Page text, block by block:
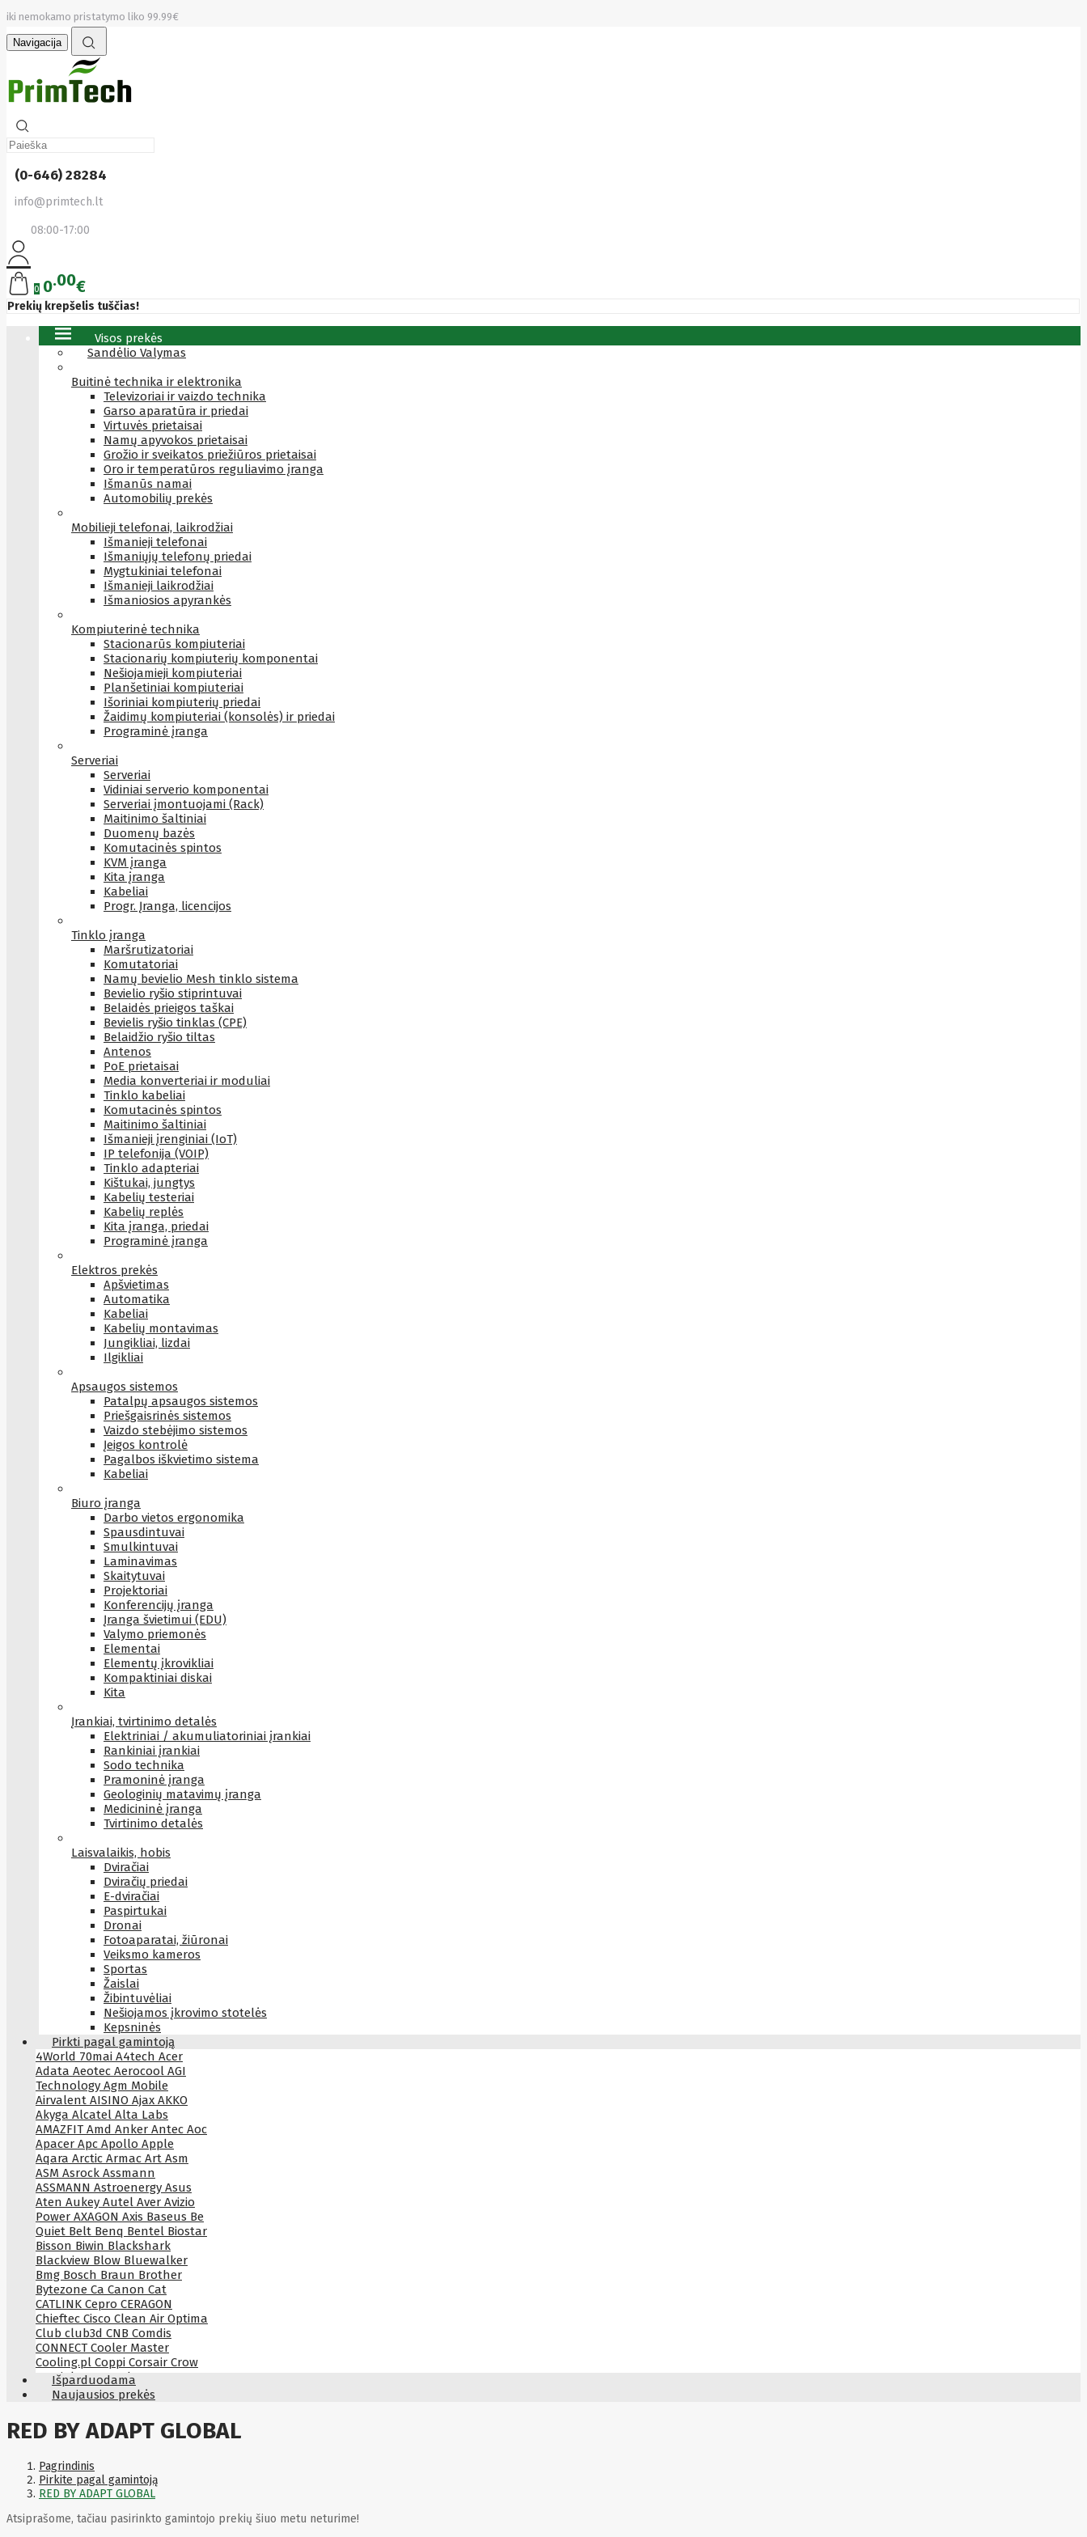
iki nemokamo pristatymo liko 99.99€
Navigacija
(0-646) 28284
info@primtech.lt
08:00-17:00
0 0 00€
Prekių krepšelis tuščias!
Visos prekės
Sandėlio Valymas
Buitinė technika ir elektronika
Televizoriai ir vaizdo technika
Garso aparatūra ir priedai
Virtuvės prietaisai
Namų apyvokos prietaisai
Grožio ir sveikatos priežiūros prietaisai
Oro ir temperatūros reguliavimo įranga
Išmanūs namai
Automobilių prekės
Mobilieji telefonai, laikrodžiai
Išmanieji telefonai
Išmaniųjų telefonų priedai
Mygtukiniai telefonai
Išmanieji laikrodžiai
Išmaniosios apyrankės
Kompiuterinė technika
Stacionarūs kompiuteriai
Stacionarių kompiuterių komponentai
Nešiojamieji kompiuteriai
Planšetiniai kompiuteriai
Išoriniai kompiuterių priedai
Žaidimų kompiuteriai (konsolės) ir priedai
Programinė įranga
Serveriai
Serveriai
Vidiniai serverio komponentai
Serveriai įmontuojami (Rack)
Maitinimo šaltiniai
Duomenų bazės
Komutacinės spintos
KVM įranga
Kita įranga
Kabeliai
Progr. Įranga, licencijos
Tinklo įranga
Maršrutizatoriai
Komutatoriai
Namų bevielio Mesh tinklo sistema
Bevielio ryšio stiprintuvai
Belaidės prieigos taškai
Bevielis ryšio tinklas (CPE)
Belaidžio ryšio tiltas
Antenos
PoE prietaisai
Media konverteriai ir moduliai
Tinklo kabeliai
Komutacinės spintos
Maitinimo šaltiniai
Išmanieji įrenginiai (IoT)
IP telefonija (VOIP)
Tinklo adapteriai
Kištukai, jungtys
Kabelių testeriai
Kabelių replės
Kita įranga, priedai
Programinė įranga
Elektros prekės
Apšvietimas
Automatika
Kabeliai
Kabelių montavimas
Jungikliai, lizdai
Ilgikliai
Apsaugos sistemos
Patalpų apsaugos sistemos
Priešgaisrinės sistemos
Vaizdo stebėjimo sistemos
Įeigos kontrolė
Pagalbos iškvietimo sistema
Kabeliai
Biuro įranga
Darbo vietos ergonomika
Spausdintuvai
Smulkintuvai
Laminavimas
Skaitytuvai
Projektoriai
Konferencijų įranga
Įranga švietimui (EDU)
Valymo priemonės
Elementai
Elementų įkrovikliai
Kompaktiniai diskai
Kita
Įrankiai, tvirtinimo detalės
Elektriniai / akumuliatoriniai įrankiai
Rankiniai įrankiai
Sodo technika
Pramoninė įranga
Geologinių matavimų įranga
Medicininė įranga
Tvirtinimo detalės
Laisvalaikis, hobis
Dviračiai
Dviračių priedai
E-dviračiai
Paspirtukai
Dronai
Fotoaparatai, žiūronai
Veiksmo kameros
Sportas
Žaislai
Žibintuvėliai
Nešiojamos įkrovimo stotelės
Kepsninės
Pirkti pagal gamintoją
4World 70mai A4tech Acer
Adata Aeotec Aerocool AGI
Technology Agm Mobile
Airvalent AISINO Ajax AKKO
Akyga Alcatel Alta Labs
AMAZFIT Amd Anker Antec Aoc
Apacer Apc Apollo Apple
Aqara Arctic Armac Art Asm
ASM Asrock Assmann
ASSMANN Astroenergy Asus
Aten Aukey Autel Aver Avizio
Power AXAGON Axis Baseus Be
Quiet Belt Benq Bentel Biostar
Bisson Biwin Blackshark
Blackview Blow Bluewalker
Bmg Bosch Braun Brother
Bytezone Ca Canon Cat
CATLINK Cepro CERAGON
Chieftec Cisco Clean Air Optima
Club club3d CNB Comdis
CONNECT Cooler Master
Cooling.pl Coppi Corsair Crow
CrucialCYBERCyberPower
CyberpowerD-linkDaewoo
Dahua DataCore
DefenderDell Delock
Delog
DicotaDIGITALDigitusDjiDmr
DURABOOK
EagleriseEatonEcoFlow
EcovacsEdimaxEdnet
EmuENDORFYEnergenie
Išparduodama
Naujausios prekės
RED BY ADAPT GLOBAL
Pagrindinis
Pirkite pagal gamintoją
RED BY ADAPT GLOBAL
Atsiprašome, tačiau pasirinkto gamintojo prekių šiuo metu neturime!